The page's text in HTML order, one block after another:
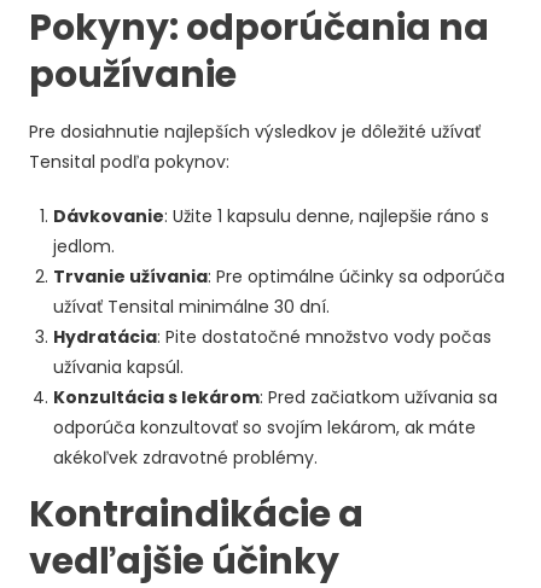
Pokyny: odporúčania na
používanie
Pre dosiahnutie najlepších výsledkov je dôležité užívať
Tensital podľa pokynov:
Dávkovanie: Užite 1 kapsulu denne, najlepšie ráno s
jedlom.
Trvanie užívania: Pre optimálne účinky sa odporúča
užívať Tensital minimálne 30 dní.
Hydratácia: Pite dostatočné množstvo vody počas
užívania kapsúl.
Konzultácia s lekárom: Pred začiatkom užívania sa
odporúča konzultovať so svojím lekárom, ak máte
akékoľvek zdravotné problémy.
Kontraindikácie a
vedľajšie účinky